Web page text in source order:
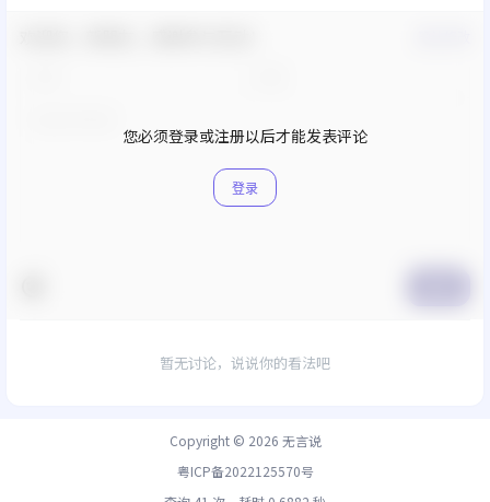
您必须登录或注册以后才能发表评论
登录
暂无讨论，说说你的看法吧
Copyright © 2026 无言说
粤ICP备2022125570号